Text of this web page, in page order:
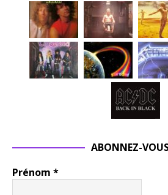
ABONNEZ-
Prénom *